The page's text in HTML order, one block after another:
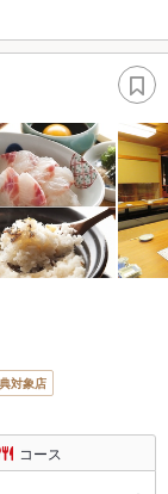
対象店
コース